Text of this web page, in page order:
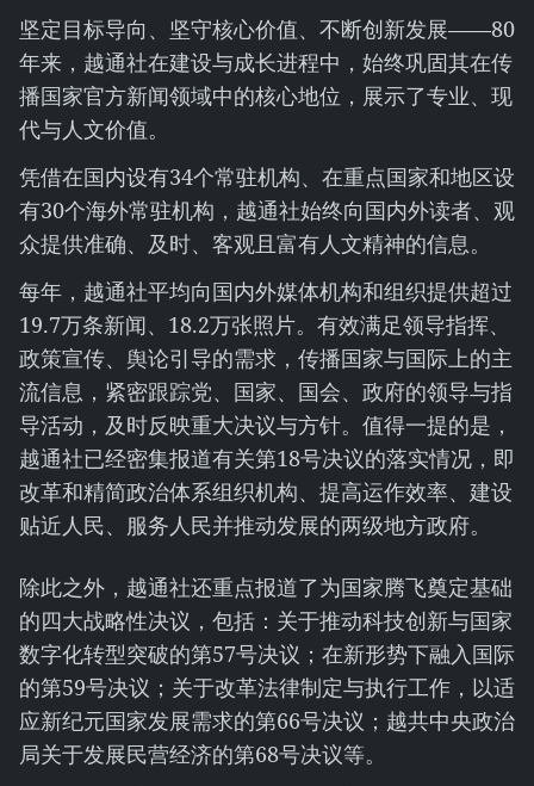
坚定目标导向、坚守核心价值、不断创新发展——80
年来，越通社在建设与成长进程中，始终巩固其在传
播国家官方新闻领域中的核心地位，展示了专业、现
代与人文价值。
凭借在国内设有34个常驻机构、在重点国家和地区设
有30个海外常驻机构，越通社始终向国内外读者、观
众提供准确、及时、客观且富有人文精神的信息。
每年，越通社平均向国内外媒体机构和组织提供超过
19.7万条新闻、18.2万张照片。有效满足领导指挥、
政策宣传、舆论引导的需求，传播国家与国际上的主
流信息，紧密跟踪党、国家、国会、政府的领导与指
导活动，及时反映重大决议与方针。值得一提的是，
越通社已经密集报道有关第18号决议的落实情况，即
改革和精简政治体系组织机构、提高运作效率、建设
贴近人民、服务人民并推动发展的两级地方政府。
除此之外，越通社还重点报道了为国家腾飞奠定基础
的四大战略性决议，包括：关于推动科技创新与国家
数字化转型突破的第57号决议；在新形势下融入国际
的第59号决议；关于改革法律制定与执行工作，以适
应新纪元国家发展需求的第66号决议；越共中央政治
局关于发展民营经济的第68号决议等。